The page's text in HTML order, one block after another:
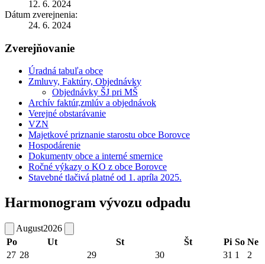
12. 6. 2024
Dátum zverejnenia:
24. 6. 2024
Zverejňovanie
Úradná tabuľa obce
Zmluvy, Faktúry, Objednávky
Objednávky ŠJ pri MŠ
Archív faktúr,zmlúv a objednávok
Verejné obstarávanie
VZN
Majetkové priznanie starostu obce Borovce
Hospodárenie
Dokumenty obce a interné smernice
Ročné výkazy o KO z obce Borovce
Stavebné tlačivá platné od 1. apríla 2025.
Harmonogram vývozu odpadu
August2026
Po
Ut St Št Pi So Ne
27 28 29 30 31 1
2